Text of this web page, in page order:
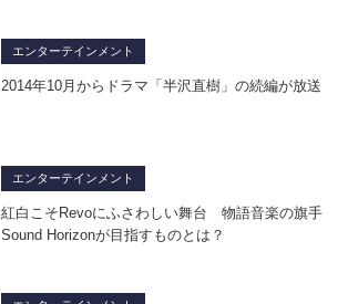
エンターテインメント
2014年10月からドラマ「半沢直樹」の続編が放送
エンターテインメント
紅白こそRevoにふさわしい舞台 物語音楽の旗手
Sound Horizonが目指すものとは？